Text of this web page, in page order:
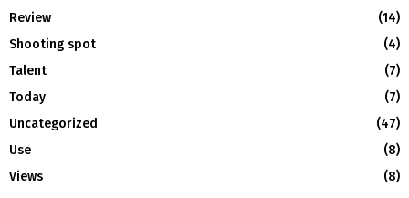
Review
(14)
Shooting spot
(4)
Talent
(7)
Today
(7)
Uncategorized
(47)
Use
(8)
Views
(8)